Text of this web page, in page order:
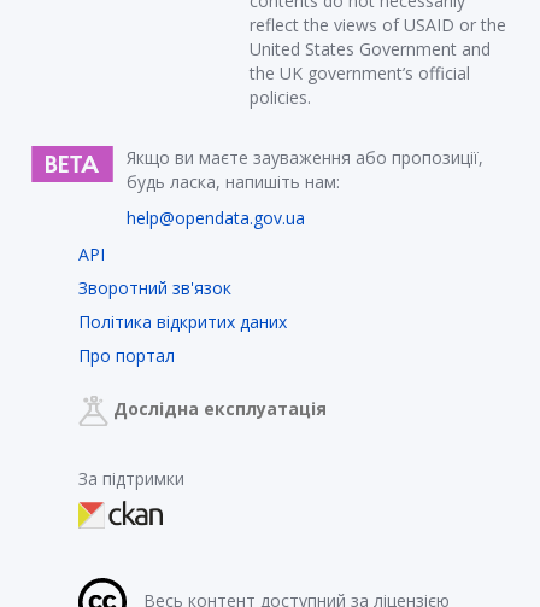
reflect the views of USAID or the
United States Government and
the UK government’s official
policies.
Якщо ви маєте зауваження або пропозиції,
будь ласка, напишіть нам:
help@opendata.gov.ua
API
Зворотний зв'язок
Політика відкритих даних
Про портал
Дослідна експлуатація
За підтримки
Весь контент доступний за ліцензією